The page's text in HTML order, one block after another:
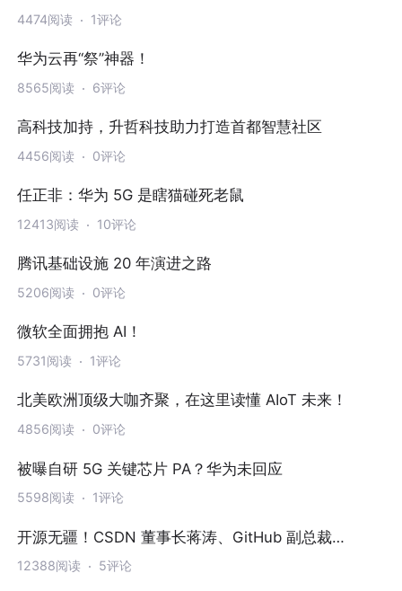
4474阅读 1评论
华为云再“祭”神器！
8565阅读 6评论
高科技加持，升哲科技助力打造首都智慧社区
4456阅读 0评论
任正非：华为 5G 是瞎猫碰死老鼠
12413阅读 10评论
腾讯基础设施 20 年演进之路
5206阅读 0评论
微软全面拥抱 AI！
5731阅读 1评论
北美欧洲顶级大咖齐聚，在这里读懂 AIoT 未来！
4856阅读 0评论
被曝自研 5G 关键芯片 PA？华为未回应
5598阅读 1评论
开源无疆！CSDN 董事长蒋涛、GitHub 副总裁
Thomas Dohmke 即将重磅对话
12388阅读 5评论